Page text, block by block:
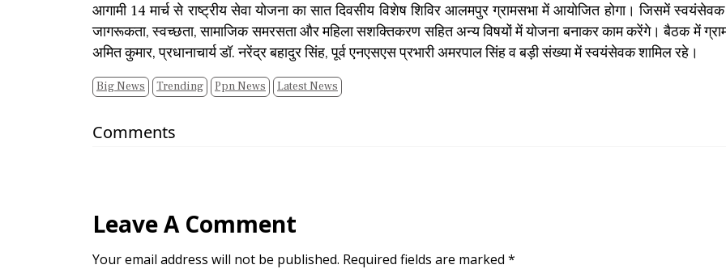
आगामी 14 मार्च से राष्ट्रीय सेवा योजना का सात दिवसीय विशेष शिविर आलमपुर ग्रामसभा में आयोजित होगा। जिसमें स्वयंसेवक
जागरूकता, स्वच्छता, सामाजिक समरसता और महिला सशक्तिकरण सहित अन्य विषयों में योजना बनाकर काम करेंगे। बैठक में
अमित कुमार, प्रधानाचार्य डॉ. नरेंद्र बहादुर सिंह, पूर्व एनएसएस प्रभारी अमरपाल सिंह व बड़ी संख्या में स्वयंसेवक शामिल रहे।
Big News Trending Ppn News Latest News
Comments
Leave A Comment
Your email address will not be published. Required fields are marked *